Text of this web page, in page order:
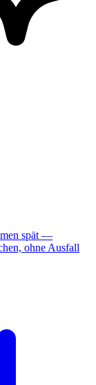
spät —
ohne Ausfall